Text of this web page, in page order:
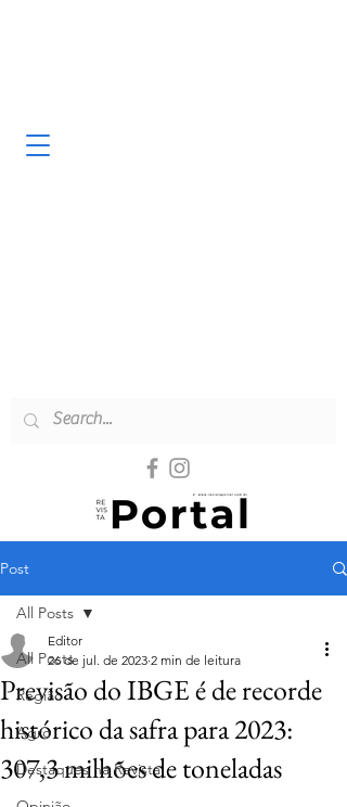
Post
All Posts
Região
Agro
Destaques na Revista
All Posts
Previsão do IBGE é de recorde
histórico da safra para 2023:
307,3 milhões de toneladas
Editor
26 de jul. de 2023 2 min de leitura